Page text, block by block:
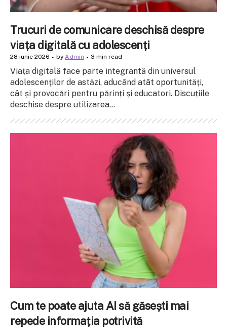
Trucuri de comunicare deschisă despre
viața digitală cu adolescenți
28 iunie 2026 by Admin 3 min read
Viața digitală face parte integrantă din universul
adolescenților de astăzi, aducând atât oportunități,
cât și provocări pentru părinți și educatori. Discuțiile
deschise despre utilizarea...
Cum te poate ajuta AI să găsești mai
repede informația potrivită